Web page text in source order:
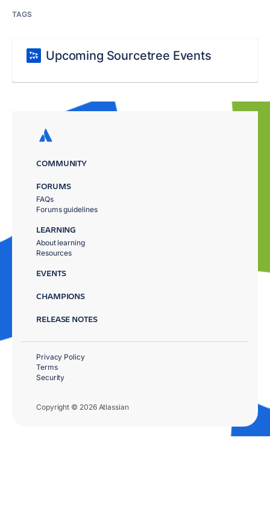
TAGS
Upcoming Sourcetree Events
COMMUNITY
FORUMS
FAQs
Forums guidelines
LEARNING
About learning
Resources
EVENTS
CHAMPIONS
RELEASE NOTES
Copyright © 2026 Atlassian
Privacy Policy
Terms
Security